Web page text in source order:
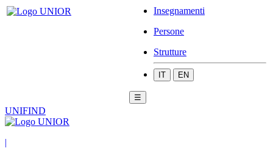
Insegnamenti
Persone
Strutture
IT EN
☰
UNIFIND
|